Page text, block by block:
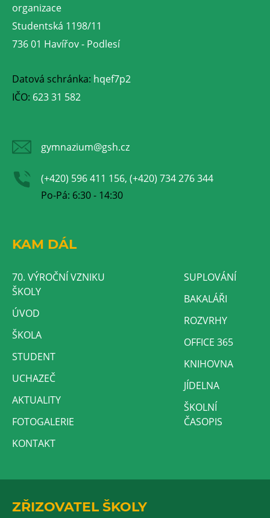
organizace
Studentská 1198/11
736 01 Havířov - Podlesí
Datová schránka: hqef7p2
IČO: 623 31 582
gymnazium@gsh.cz
(+420) 596 411 156, (+420) 734 276 344
Po-Pá: 6:30 - 14:30
KAM DÁL
70. VÝROČNÍ VZNIKU
ŠKOLY
ÚVOD
ŠKOLA
STUDENT
UCHAZEČ
AKTUALITY
FOTOGALERIE
KONTAKT
SUPLOVÁNÍ
BAKALÁŘI
ROZVRHY
OFFICE 365
KNIHOVNA
JÍDELNA
ŠKOLNÍ
ČASOPIS
ZŘIZOVATEL ŠKOLY